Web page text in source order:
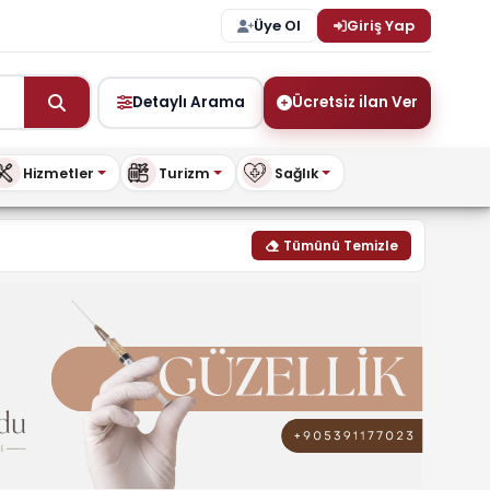
Üye Ol Giriş Yap
Detaylı Arama Ücretsiz ilan Ver
Hizmetler Turizm Sağlık
Tümünü Temizle